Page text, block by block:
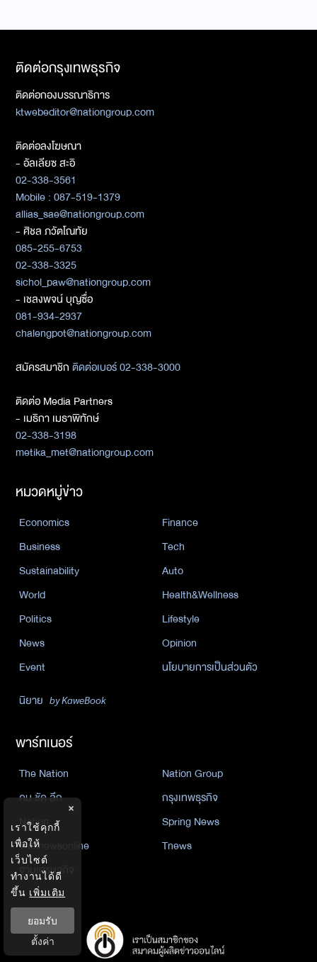
ติดต่อกรุงเทพธุรกิจ
ติดต่อกองบรรณาธิการ
ktwebeditor@nationgroup.com
ติดต่อลงโฆษณา
- อัลเลียซ สะอิ
02-338-3561
Mobile : 087-519-1379
allias_sae@nationgroup.com
- ศิชล ภวัตโณทัย
085-255-6753
02-338-3325
sichol_paw@nationgroup.com
- เชลงพจน์ บุญซื่อ
081-934-2937
chalengpot@nationgroup.com
สมัครสมาชิกติดต่อเบอร์ 02-338-3000
ติดต่อ Media Partners
- เมธิกา เมธาพิทักษ์
02-338-3198
metika_met@nationgroup.com
หมวดหมู่ข่าว
Economics
Finance
Business
Tech
Sustainability
Auto
World
Health&Wellness
Politics
Lifestyle
News
Opinion
Event
นโยบายการเป็นส่วนตัว
นิยาย by KaweBook
พาร์ทเนอร์
The Nation
Nation Group
คม ชัด ลึก
กรุงเทพธุรกิจ
Nation
Spring News
Thainewsonline
Tnews
ฐานเศรษฐกิจ
×
เราใช้คุกกี้
เพื่อให้
เว็บไซต์
ทำงานได้ดี
ขึ้น เพิ่มเติม
ยอมรับ
ตั้งค่า